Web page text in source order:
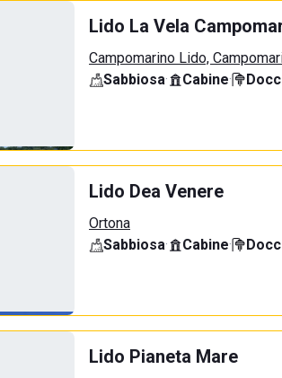
Lido La Vela
Campomarino Lido,
Sabbiosa· Cabine·
Lido Dea Venere
Ortona
Sabbiosa· Cabine·
Lido Pianeta Mare